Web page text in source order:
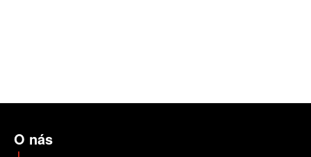
O nás